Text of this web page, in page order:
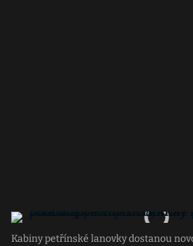
Kabiny petřínské lanovky dostanou